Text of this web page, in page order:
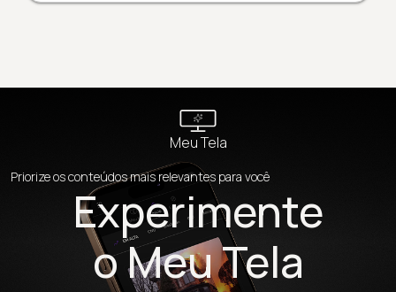
Meu Tela
Priorize os conteúdos mais relevantes para você
Experimente
o Meu Tela